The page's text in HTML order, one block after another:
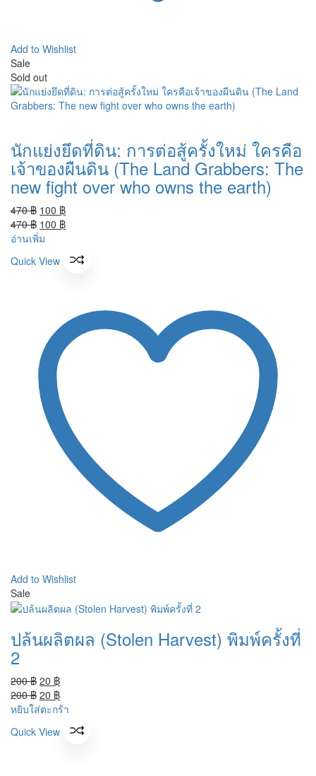
Add to Wishlist
Sale
Sold out
นักแย่งยึดที่ดิน: การต่อสู้ครั้งใหม่ ใครคือ
เจ้าของผืนดิน (The Land Grabbers: The
new fight over who owns the earth)
470฿ Original
price
was:
100 ฿Current
price
470฿ Original
price
470 ฿.
100 ฿Current
100 ฿.
อ่านเพิ่ม
Quick View
Add to Wishlist
Sale
ปล้นผลิตผล (Stolen Harvest) พิมพ์ครั้งที่
2
200฿ Original
price
was:
20 ฿Current
price
is:
20 ฿.
200฿ Original
price
200 ฿.
20 ฿Current
price
20 ฿.
หยิบใส่ตะกร้า
Quick View